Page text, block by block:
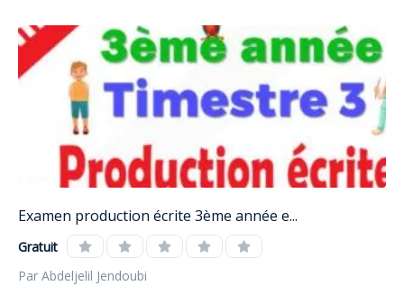
Examen production écrite 3ème année e...
Gratuit
Par Abdeljelil Jendoubi